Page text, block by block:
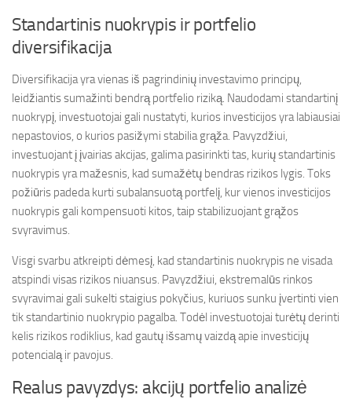
Standartinis nuokrypis ir portfelio
diversifikacija
Diversifikacija yra vienas iš pagrindinių investavimo principų,
leidžiantis sumažinti bendrą portfelio riziką. Naudodami standartinį
nuokrypį, investuotojai gali nustatyti, kurios investicijos yra labiausiai
nepastovios, o kurios pasižymi stabilia grąža. Pavyzdžiui,
investuojant į įvairias akcijas, galima pasirinkti tas, kurių standartinis
nuokrypis yra mažesnis, kad sumažėtų bendras rizikos lygis. Toks
požiūris padeda kurti subalansuotą portfelį, kur vienos investicijos
nuokrypis gali kompensuoti kitos, taip stabilizuojant grąžos
svyravimus.
Visgi svarbu atkreipti dėmesį, kad standartinis nuokrypis ne visada
atspindi visas rizikos niuansus. Pavyzdžiui, ekstremalūs rinkos
svyravimai gali sukelti staigius pokyčius, kuriuos sunku įvertinti vien
tik standartinio nuokrypio pagalba. Todėl investuotojai turėtų derinti
kelis rizikos rodiklius, kad gautų išsamų vaizdą apie investicijų
potencialą ir pavojus.
Realus pavyzdys: akcijų portfelio analizė